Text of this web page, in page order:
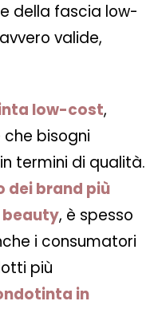
della fascia low-
valide,
low-cost,
bisogni
termini di qualità.
dei brand più
beauty, è spesso
i consumatori
più
in